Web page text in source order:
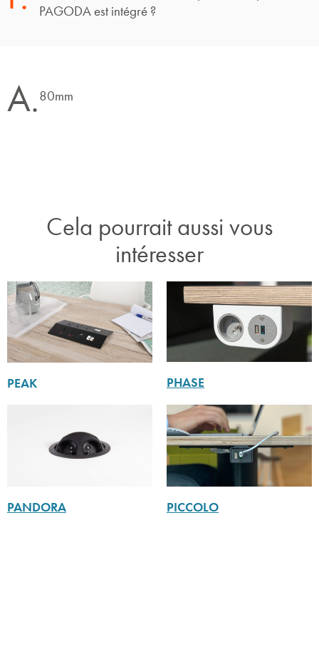
PAGODA est intégré ?
A.80mm
Cela pourrait aussi vous
intéresser
PEAK PHASE
PANDORA PICCOLO